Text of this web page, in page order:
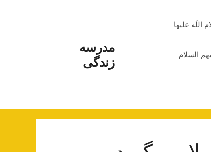
مدرسه
زندگی
علیها
السلام